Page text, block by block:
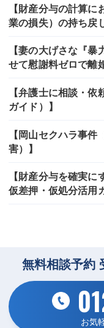
【財産分与の計算
業の損失）の持ち戻
【妻の大げさな『
せて慰謝料ゼロで離
【弁護士に相談・
ガイド）】
【岡山セクハラ事
害）】
【財産分与を確実
仮差押・仮処分活用
無料相談予約
お気